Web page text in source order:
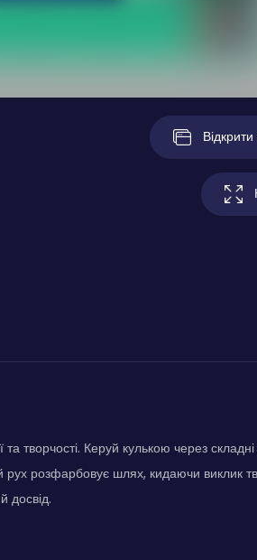
творчості. Керуй кулькою через складні
розфарбовує шлях, кидаючи виклик
досвід.